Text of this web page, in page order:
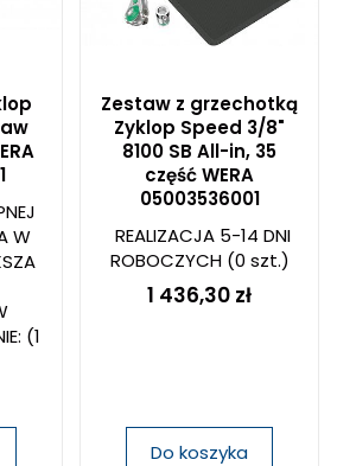
W
(1
Zestaw z grzechotką
Zyklop Speed 3/8"
8100 SB All-in, 35
część WERA
05003536001
REALIZACJA 5-14 DNI
ROBOCZYCH(0 szt.)
1 436,30 zł
Do koszyka